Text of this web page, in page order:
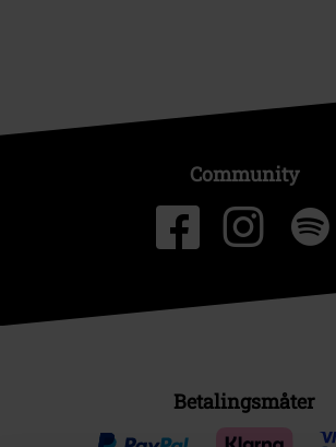
Community
Betalingsmåter